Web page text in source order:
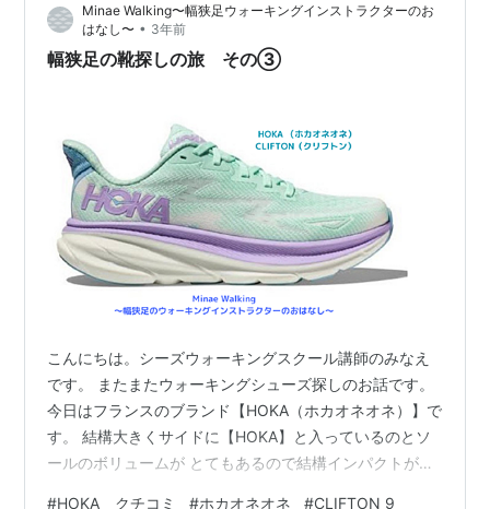
ります。 そして、最後は、レディアードレーシングで、
Minae Walking〜幅狭足ウォーキングインストラクターのお
はなし〜 • 3年前
幅狭足の靴探しの旅 その③
こんにちは。シーズウォーキングスクール講師のみなえ
です。 またまたウォーキングシューズ探しのお話です。
今日はフランスのブランド【HOKA（ホカオネオネ）】で
す。 結構大きくサイドに【HOKA】と入っているのとソ
ールのボリュームが とてもあるので結構インパクトがあ
#HOKA クチコミ #ホカオネオネ #CLIFTON 9